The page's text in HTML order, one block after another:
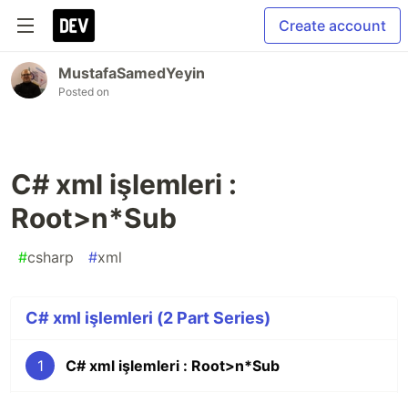
Create account
MustafaSamedYeyin
Posted on
C# xml işlemleri :
Root>n*Sub
#csharp #xml
C# xml işlemleri (2 Part Series)
1 C# xml işlemleri : Root>n*Sub